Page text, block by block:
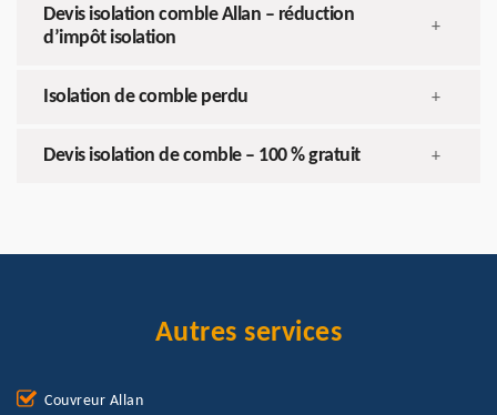
Devis isolation comble Allan – réduction
d’impôt isolation
+
Isolation de comble perdu +
Devis isolation de comble – 100 % gratuit +
Autres services
Couvreur Allan